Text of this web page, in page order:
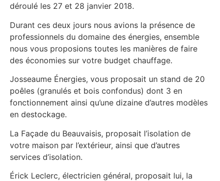
déroulé les 27 et 28 janvier 2018.
Durant ces deux jours nous avions la présence de
professionnels du domaine des énergies, ensemble
nous vous proposions toutes les manières de faire
des économies sur votre budget chauffage.
Josseaume Énergies, vous proposait un stand de 20
poêles (granulés et bois confondus) dont 3 en
fonctionnement ainsi qu’une dizaine d’autres modèles
en destockage.
La Façade du Beauvaisis, proposait l’isolation de
votre maison par l’extérieur, ainsi que d’autres
services d’isolation.
Érick Leclerc, électricien général, proposait lui, la